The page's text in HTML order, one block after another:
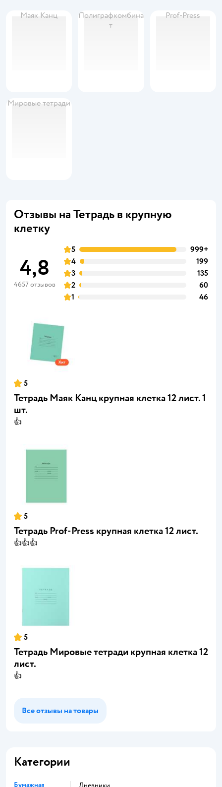
Маяк Канц
Полиграфкомбина
т
Prof-Press
Мировые тетради
Отзывы на Тетрадь в крупную
клетку
4,8
4657 отзывов
5
999+
4
199
3
135
2
60
1
46
5
Тетрадь Маяк Канц крупная клетка 12 лист. 1
шт.
👍
5
Тетрадь Prof-Press крупная клетка 12 лист.
👍👍👍
5
Тетрадь Мировые тетради крупная клетка 12
лист.
👍
Все отзывы на товары
Категории
Бумажная